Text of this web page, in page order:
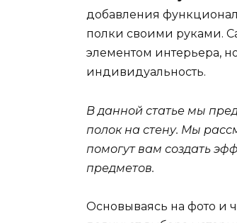
добавления
полки своими руками.
элементом интерьера,
индивидуальность.
В данной статье мы
полок на стену. Мы
помогут вам создать
предметов.
Основываясь на фото и